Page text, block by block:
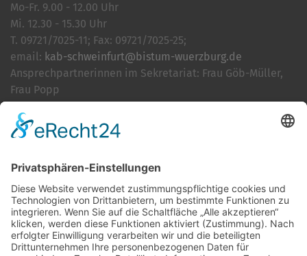
Mo-Fr. 9.00 - 12.00 Uhr
Mi. 12.30 - 15.30 Uhr
T. 09721/7025-11; Fax: 09721/7025-25;
email: kab-schweinfurt@bistum-wuerzburg.de
Ansprechpartnerinnen im Sekretariat: Frau Göb-Müller,
Frau Popp